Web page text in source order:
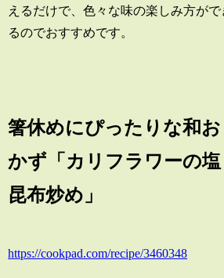
えるだけで、色々な味の楽しみ方がで
るのでおすすめです。
箸休めにぴったりな和お
かず「カリフラワーの塩
昆布炒め」
https://cookpad.com/recipe/3460348